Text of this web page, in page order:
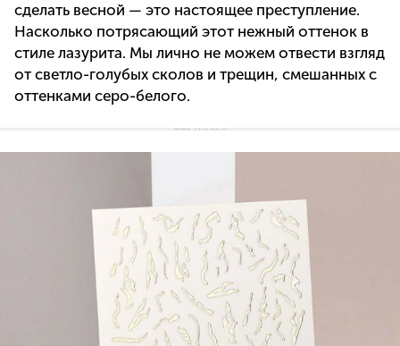
сделать весной — это настоящее преступление.
Насколько потрясающий этот нежный оттенок в
стиле лазурита. Мы лично не можем отвести взгляд
от светло-голубых сколов и трещин, смешанных с
оттенками серо-белого.